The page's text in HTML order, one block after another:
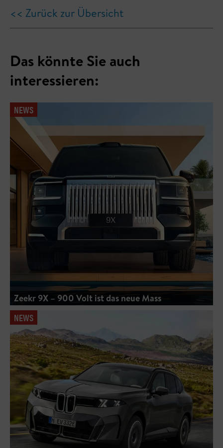
<< Zurück zur Übersicht
Das könnte Sie auch
interessieren:
NEWS
Zeekr 9X – 900 Volt ist das neue Mass
NEWS